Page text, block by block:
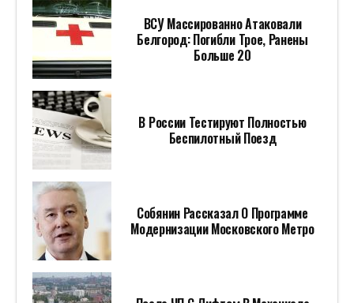
ВСУ Массированно Атаковали
Белгород: Погибли Трое, Ранены
Больше 20
В России Тестируют Полностью
Беспилотный Поезд
Собянин Рассказал О Программе
Модернизации Московского Метро